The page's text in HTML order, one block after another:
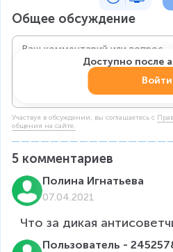
Общее обсуждение
Участвуя в обсуждении, вы соглашаетесь c
общения на сайте.
Доступно после
Войти
5 комментариев
Полина Игнатьева
07.04.2021
Что за дикая
Пользователь -